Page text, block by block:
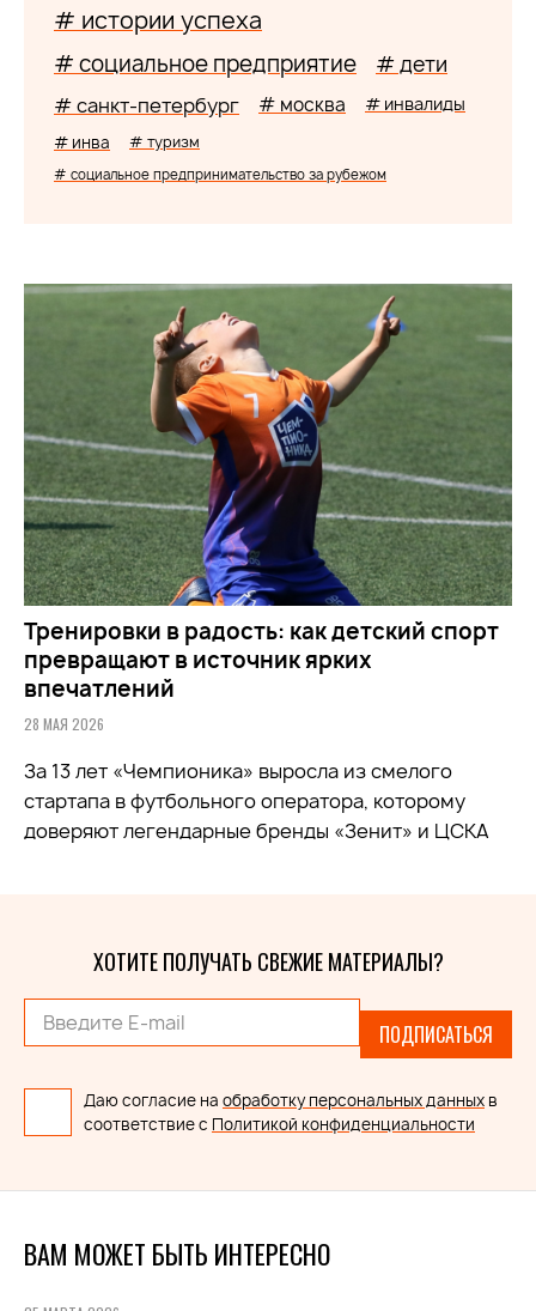
# истории успеха
# социальное предприятие # дети
# санкт-петербург # москва # инвалиды
# инва # туризм
# социальное предпринимательство за рубежом
Тренировки в радость: как детский спорт
превращают в источник ярких
впечатлений
28 МАЯ 2026
За 13 лет «Чемпионика» выросла из смелого
стартапа в футбольного оператора, которому
доверяют легендарные бренды «Зенит» и ЦСКА
ХОТИТЕ ПОЛУЧАТЬ СВЕЖИЕ МАТЕРИАЛЫ?
ПОДПИСАТЬСЯ
Даю согласие на обработку персональных данных в
соответствие с Политикой конфиденциальности
ВАМ МОЖЕТ БЫТЬ ИНТЕРЕСНО